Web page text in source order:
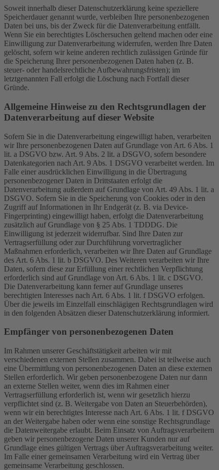
Soweit innerhalb dieser Datenschutzerklärung keine speziellere
Speicherdauer genannt wurde, verbleiben Ihre personenbezogenen
Daten bei uns, bis der Zweck für die Datenverarbeitung entfällt.
Wenn Sie ein berechtigtes Löschersuchen geltend machen oder eine
Einwilligung zur Datenverarbeitung widerrufen, werden Ihre Daten
gelöscht, sofern wir keine anderen rechtlich zulässigen Gründe für
die Speicherung Ihrer personenbezogenen Daten haben (z. B.
steuer- oder handelsrechtliche Aufbewahrungsfristen); im
letztgenannten Fall erfolgt die Löschung nach Fortfall dieser
Gründe.
Allgemeine Hinweise zu den Rechtsgrundlagen der
Datenverarbeitung auf dieser Website
Sofern Sie in die Datenverarbeitung eingewilligt haben, verarbeiten
wir Ihre personenbezogenen Daten auf Grundlage von Art. 6 Abs. 1
lit. a DSGVO bzw. Art. 9 Abs. 2 lit. a DSGVO, sofern besondere
Datenkategorien nach Art. 9 Abs. 1 DSGVO verarbeitet werden. Im
Falle einer ausdrücklichen Einwilligung in die Übertragung
personenbezogener Daten in Drittstaaten erfolgt die
Datenverarbeitung außerdem auf Grundlage von Art. 49 Abs. 1 lit. a
DSGVO. Sofern Sie in die Speicherung von Cookies oder in den
Zugriff auf Informationen in Ihr Endgerät (z. B. via Device-
Fingerprinting) eingewilligt haben, erfolgt die Datenverarbeitung
zusätzlich auf Grundlage von § 25 Abs. 1 TDDDG. Die
Einwilligung ist jederzeit widerrufbar. Sind Ihre Daten zur
Vertragserfüllung oder zur Durchführung vorvertraglicher
Maßnahmen erforderlich, verarbeiten wir Ihre Daten auf Grundlage
des Art. 6 Abs. 1 lit. b DSGVO. Des Weiteren verarbeiten wir Ihre
Daten, sofern diese zur Erfüllung einer rechtlichen Verpflichtung
erforderlich sind auf Grundlage von Art. 6 Abs. 1 lit. c DSGVO.
Die Datenverarbeitung kann ferner auf Grundlage unseres
berechtigten Interesses nach Art. 6 Abs. 1 lit. f DSGVO erfolgen.
Über die jeweils im Einzelfall einschlägigen Rechtsgrundlagen wird
in den folgenden Absätzen dieser Datenschutzerklärung informiert.
Empfänger von personenbezogenen Daten
Im Rahmen unserer Geschäftstätigkeit arbeiten wir mit
verschiedenen externen Stellen zusammen. Dabei ist teilweise auch
eine Übermittlung von personenbezogenen Daten an diese externen
Stellen erforderlich. Wir geben personenbezogene Daten nur dann
an externe Stellen weiter, wenn dies im Rahmen einer
Vertragserfüllung erforderlich ist, wenn wir gesetzlich hierzu
verpflichtet sind (z. B. Weitergabe von Daten an Steuerbehörden),
wenn wir ein berechtigtes Interesse nach Art. 6 Abs. 1 lit. f DSGVO
an der Weitergabe haben oder wenn eine sonstige Rechtsgrundlage
die Datenweitergabe erlaubt. Beim Einsatz von Auftragsverarbeitern
geben wir personenbezogene Daten unserer Kunden nur auf
Grundlage eines gültigen Vertrags über Auftragsverarbeitung weiter.
Im Falle einer gemeinsamen Verarbeitung wird ein Vertrag über
gemeinsame Verarbeitung geschlossen.